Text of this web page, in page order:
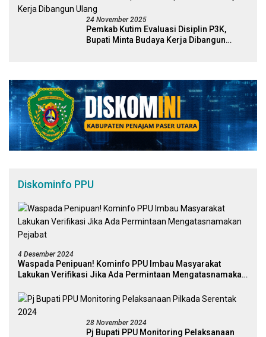
24 November 2025
Pemkab Kutim Evaluasi Disiplin P3K,
Bupati Minta Budaya Kerja Dibangun
Diskominfo PPU
4 Desember 2024
Waspada Penipuan! Kominfo PPU Imbau Masyarakat
Lakukan Verifikasi Jika Ada Permintaan Mengatasnamakan
28 November 2024
Pj Bupati PPU Monitoring Pelaksanaan